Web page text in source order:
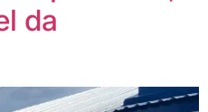
da